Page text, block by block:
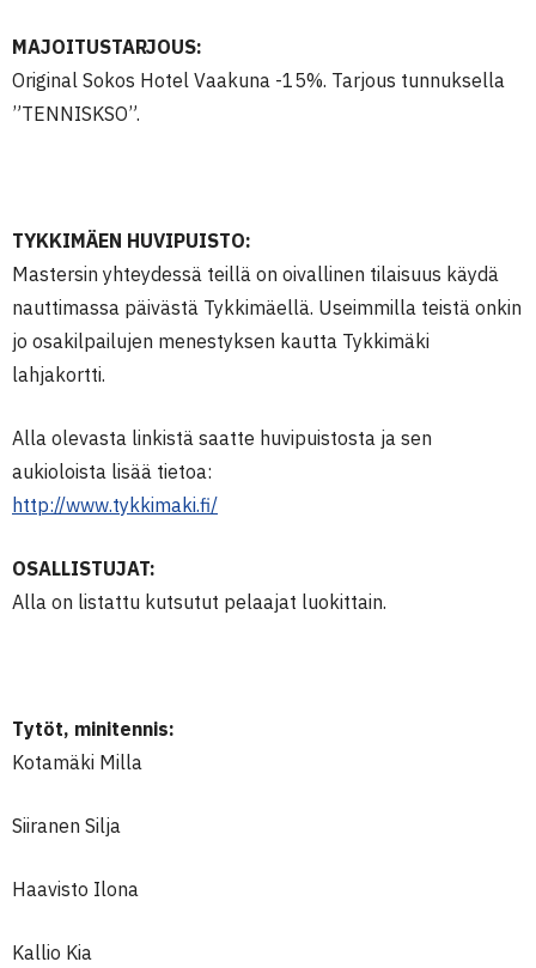
MAJOITUSTARJOUS:
Original Sokos Hotel Vaakuna -15%. Tarjous tunnuksella
”TENNISKSO”.
TYKKIMÄEN HUVIPUISTO:
Mastersin yhteydessä teillä on oivallinen tilaisuus käydä
nauttimassa päivästä Tykkimäellä. Useimmilla teistä onkin
jo osakilpailujen menestyksen kautta Tykkimäki
lahjakortti.
Alla olevasta linkistä saatte huvipuistosta ja sen
aukioloista lisää tietoa:
http://www.tykkimaki.fi/
OSALLISTUJAT:
Alla on listattu kutsutut pelaajat luokittain.
Tytöt, minitennis:
Kotamäki Milla
Siiranen Silja
Haavisto Ilona
Kallio Kia